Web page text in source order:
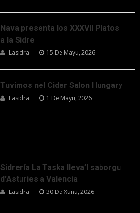
Nava presenta los XXXVII Platos
a la Sidre
Lasidra 15 De Mayu, 2026
Tuvimos nel Cider Salon Hungary
Lasidra 1 De Mayu, 2026
Sidrería La Taska lleva’l saborgu
d’Asturies a Valencia
Lasidra 30 De Xunu, 2026